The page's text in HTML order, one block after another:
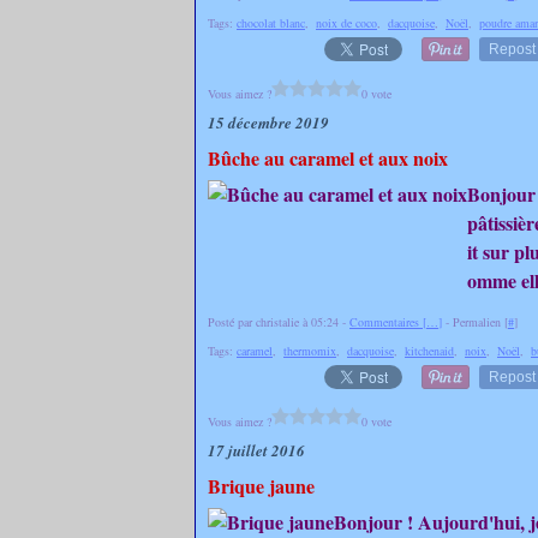
Tags: chocolat blanc, noix de coco, dacquoise, Noël, poudre
Repost
Vous aimez ? 0 vote
15 décembre 2019
Bûche au caramel et aux noix
Bonjour
it sur
omme
Posté par christalie à 05:24 - Commentaires […] - Permalien [#]
Tags: caramel, thermomix, dacquoise, kitchenaid, noix, Noël,
Repost
Vous aimez ? 0 vote
17 juillet 2016
Brique jaune
Bonjour ! Aujourd'hui,